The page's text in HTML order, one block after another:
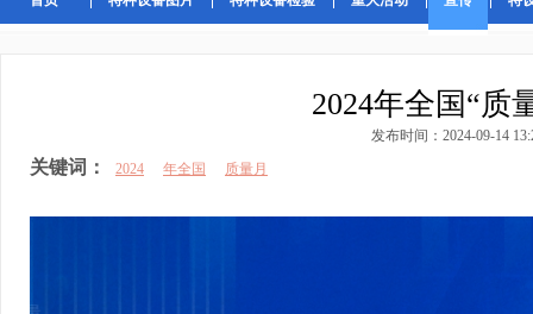
2024年全国“质
发布时间：2024-09-14
关键词： 2024 年全国 质量月